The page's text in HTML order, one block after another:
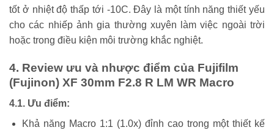
tốt ở nhiệt độ thấp tới -10C. Đây là một tính năng thiết yếu
cho các nhiếp ảnh gia thường xuyên làm việc ngoài trời
hoặc trong điều kiện môi trường khắc nghiệt.
4. Review ưu và nhược điểm của Fujifilm
(Fujinon) XF 30mm F2.8 R LM WR Macro
4.1. Ưu điểm:
Khả năng Macro 1:1 (1.0x) đỉnh cao trong một thiết kế